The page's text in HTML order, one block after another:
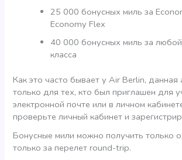
25 000 бонусных миль за
Economy Flex
40 000 бонусных миль за
класса
Как это часто бывает у Air Berlin, данная
только для тех, кто был приглашен для
электронной почте или в личном
проверьте личный кабинет и
Бонусные мили можно получить только
только за перелет round-trip.